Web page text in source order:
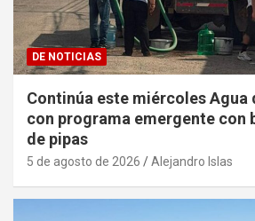
DE NOTICIAS
Continúa este miércoles Agua
con programa emergente con
de pipas
5 de agosto de 2026 Alejandro Islas